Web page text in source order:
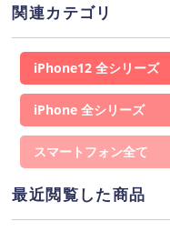
ネットワーク利用制限
者が購入した時の”
態を指し、(1%程度
あるため大幅に安価
用の場合は影響を受
支払いが完了してお
SIMカードサイズ
関連カテゴリ
スマートフォン
iPhone
iPhone12
最近閲覧した商品